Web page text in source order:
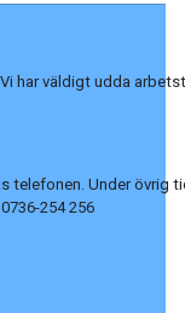
Vi har väldigt udda
telefonen. Under övrig
0736-254 256